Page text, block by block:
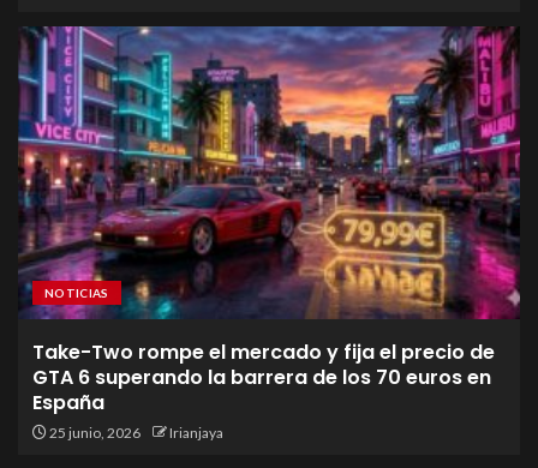
NOTICIAS
Take-Two rompe el mercado y fija el precio de
GTA 6 superando la barrera de los 70 euros en
España
25 junio, 2026 Irianjaya